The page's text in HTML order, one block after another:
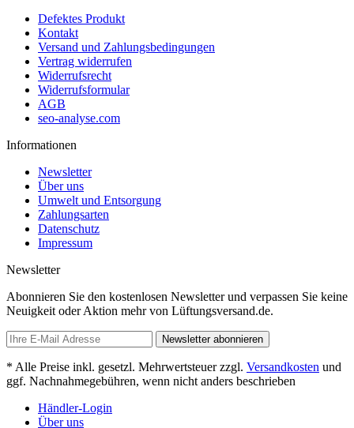
Defektes Produkt
Kontakt
Versand und Zahlungsbedingungen
Vertrag widerrufen
Widerrufsrecht
Widerrufsformular
AGB
seo-analyse.com
Informationen
Newsletter
Über uns
Umwelt und Entsorgung
Zahlungsarten
Datenschutz
Impressum
Newsletter
Abonnieren Sie den kostenlosen Newsletter und verpassen Sie keine
Neuigkeit oder Aktion mehr von Lüftungsversand.de.
Newsletter abonnieren
* Alle Preise inkl. gesetzl. Mehrwertsteuer zzgl. Versandkosten und
ggf. Nachnahmegebühren, wenn nicht anders beschrieben
Händler-Login
Über uns